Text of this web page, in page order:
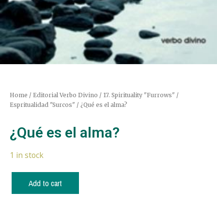
Home / Editorial Verbo Divino / 17. Spirituality "Furrows" /
Espritualidad "Surcos" / ¿Qué es el alma?
¿Qué es el alma?
1 in stock
Add to cart